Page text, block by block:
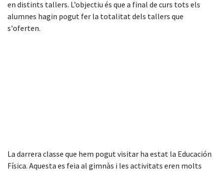
en distints tallers. L’objectiu és que a final de curs tots els
alumnes hagin pogut fer la totalitat dels tallers que
s'oferten.
La darrera classe que hem pogut visitar ha estat la Educación
Física. Aquesta es feia al gimnàs i les activitats eren molts